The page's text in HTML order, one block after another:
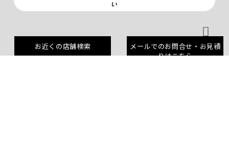
い
お近くの店舗検索
メールでのお問合せ・お見積
りはこちら